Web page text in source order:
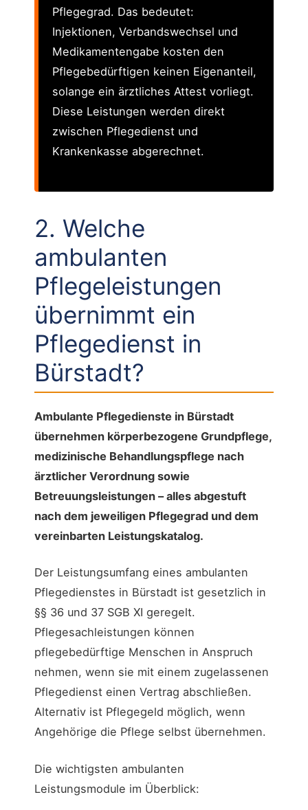
Pflegegrad. Das bedeutet:
Injektionen, Verbandswechsel und
Medikamentengabe kosten den
Pflegebedürftigen keinen Eigenanteil,
solange ein ärztliches Attest vorliegt.
Diese Leistungen werden direkt
zwischen Pflegedienst und
Krankenkasse abgerechnet.
2. Welche
ambulanten
Pflegeleistungen
übernimmt ein
Pflegedienst in
Bürstadt?
Ambulante Pflegedienste in Bürstadt
übernehmen körperbezogene Grundpflege,
medizinische Behandlungspflege nach
ärztlicher Verordnung sowie
Betreuungsleistungen – alles abgestuft
nach dem jeweiligen Pflegegrad und dem
vereinbarten Leistungskatalog.
Der Leistungsumfang eines ambulanten
Pflegedienstes in Bürstadt ist gesetzlich in
§§ 36 und 37 SGB XI geregelt.
Pflegesachleistungen können
pflegebedürftige Menschen in Anspruch
nehmen, wenn sie mit einem zugelassenen
Pflegedienst einen Vertrag abschließen.
Alternativ ist Pflegegeld möglich, wenn
Angehörige die Pflege selbst übernehmen.
Die wichtigsten ambulanten
Leistungsmodule im Überblick: